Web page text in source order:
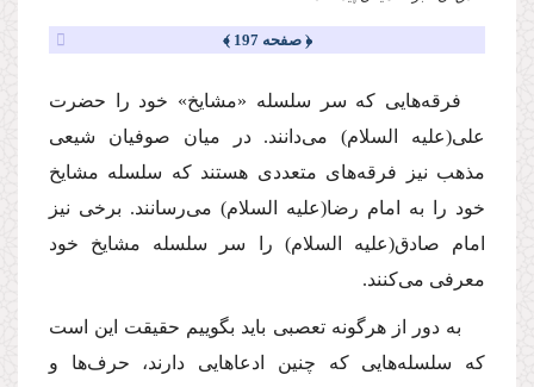
﴿ صفحه 197 ﴾
فرقه‌هایى كه سر سلسله «مشایخ» خود را حضرت
على(علیه السلام)مى‌دانند. در میان صوفیان شیعى
مذهب نیز فرقه‌هاى متعددى هستند كه سلسله مشایخ
خود را به امام رضا(علیه السلام) مى‌رسانند. برخى نیز
امام صادق(علیه السلام) را سر سلسله مشایخ خود
معرفى مى‌كنند.
به دور از هرگونه تعصبى باید بگوییم حقیقت این است
كه سلسله‌هایى كه چنین ادعاهایى دارند، حرف‌ها و